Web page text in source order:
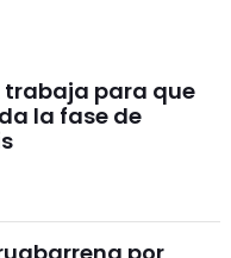
trabaja para que
la fase de
por